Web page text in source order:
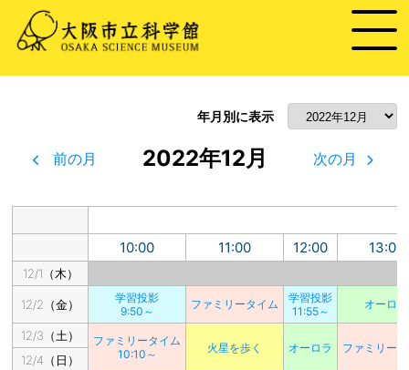
年月別に表示
前の月 2022年12月 次の月
10:00
11:00 12:00 13:00
12/1（木）
12/2（金）
学習投影
9:50～
ファミリータイム
学習投影
11:55～
オーロラ
12/3（土）
ファミリータイム
10:10～
火星を歩く オーロラ ファミリー
12/4（日）